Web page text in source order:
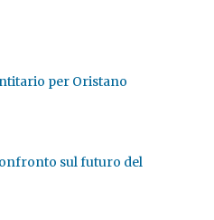
per Oristano
sul futuro del